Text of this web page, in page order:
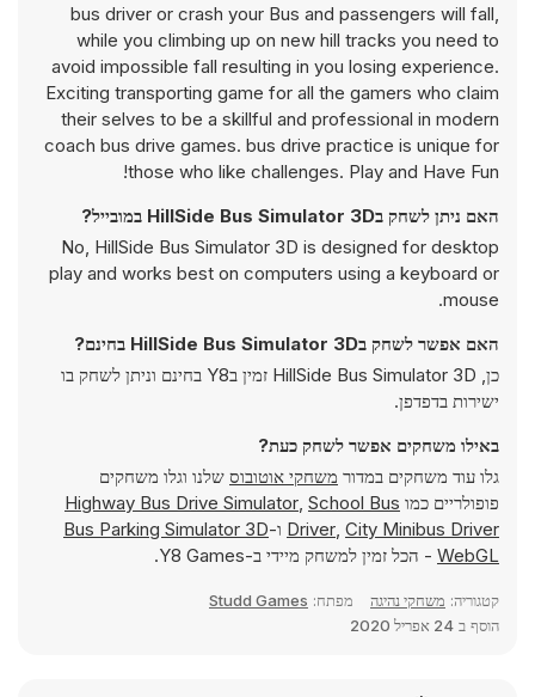
bus driver or crash your Bus and passengers will fall,
while you climbing up on new hill tracks you need to
avoid impossible fall resulting in you losing experience.
Exciting transporting game for all the gamers who claim
their selves to be a skillful and professional in modern
coach bus drive games. bus drive practice is unique for
those who like challenges. Play and Have Fun!
האם ניתן לשחק בHillSide Bus Simulator 3D במובייל?
No, HillSide Bus Simulator 3D is designed for desktop
play and works best on computers using a keyboard or
mouse.
האם אפשר לשחק בHillSide Bus Simulator 3D בחינם?
כן, HillSide Bus Simulator 3D זמין בY8 בחינם וניתן לשחק בו
ישירות בדפדפן.
באילו משחקים אפשר לשחק כעת?
גלו עוד משחקים במדור משחקי אוטובוס שלנו וגלו משחקים
פופולריים כמו
Highway Bus Drive Simulator, School Bus
Driver, City Minibus Driver ו-Bus Parking Simulator 3D
WebGL - הכל זמין למשחק מיידי ב-Y8 Games.
קטגוריה: משחקי נהיגה מפתח: Studd Games
הוסף ב 24 אפריל 2020